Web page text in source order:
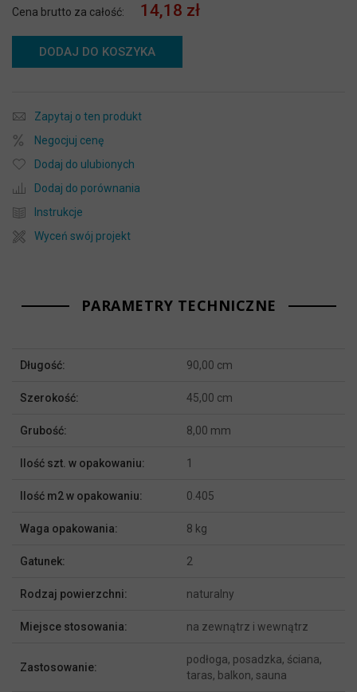
Cena brutto za całość: 14,18 zł
DODAJ DO KOSZYKA
Zapytaj o ten produkt
Negocjuj cenę
Dodaj do ulubionych
Dodaj do porównania
Instrukcje
Wyceń swój projekt
PARAMETRY TECHNICZNE
Długość: 90,00 cm
Szerokość: 45,00 cm
Grubość: 8,00 mm
Ilość szt. w opakowaniu: 1
Ilość m2 w opakowaniu: 0.405
Waga opakowania: 8 kg
Gatunek: 2
Rodzaj powierzchni: naturalny
Miejsce stosowania: na zewnątrz i wewnątrz
Zastosowanie:
podłoga, posadzka, ściana,
taras, balkon, sauna